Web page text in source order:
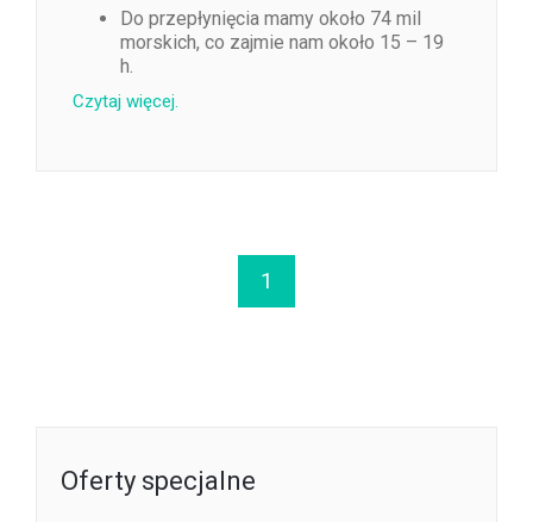
Do przepłynięcia mamy około 74 mil
morskich, co zajmie nam około 15 – 19
h.
Czytaj więcej.
1
Oferty specjalne